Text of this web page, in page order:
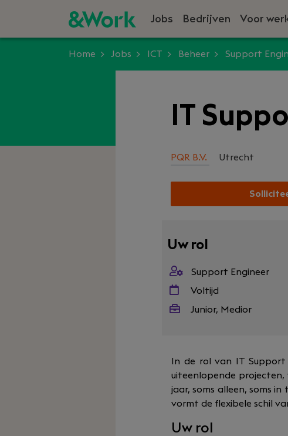
Jobs Bedrijven Voor
Home Jobs ICT Beheer Support
IT
PQR B.V. Utrecht
Uw rol
Support Engineer
Voltijd
Junior, Medior
In de rol van IT
uiteenlopende
jaar, soms alleen, soms
vormt de flexibele schil
Uw rol